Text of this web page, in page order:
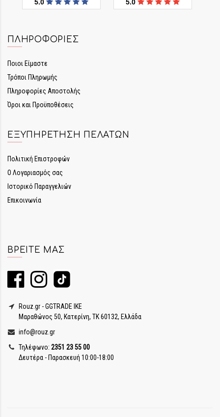
5.0 5.0
ΠΛΗΡΟΦΟΡΊΕΣ
Ποιοι Είμαστε
Τρόποι Πληρωμής
Πληροφορίες Αποστολής
Όροι και Προϋποθέσεις
ΕΞΥΠΗΡΈΤΗΣΗ ΠΕΛΑΤΏΝ
Πολιτική Επιστροφών
Ο Λογαριασμός σας
Ιστορικό Παραγγελιών
Επικοινωνία
ΒΡΕΊΤΕ ΜΑΣ
Rouz.gr - GGTRADE IKE
Μαραθώνος 50, Κατερίνη, ΤΚ 60132, Ελλάδα
info@rouz.gr
Τηλέφωνο: 2351 23 55 00
Δευτέρα - Παρασκευή 10:00-18:00